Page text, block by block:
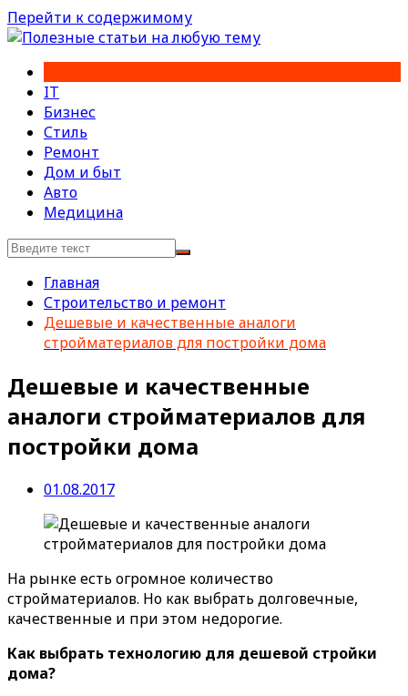
Перейти к содержимому
IT
Бизнес
Стиль
Ремонт
Дом и быт
Авто
Медицина
Главная
Строительство и ремонт
Дешевые и качественные аналоги
стройматериалов для постройки дома
Дешевые и качественные
аналоги стройматериалов для
постройки дома
01.08.2017
На рынке есть огромное количество
стройматериалов. Но как выбрать долговечные,
качественные и при этом недорогие.
Как выбрать технологию для дешевой стройки
дома?